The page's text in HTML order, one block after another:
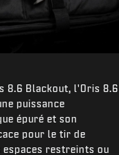
8.6 Blackout, l'Oris 8.6
puissance
épuré et son
pour le tir de
restreints ou